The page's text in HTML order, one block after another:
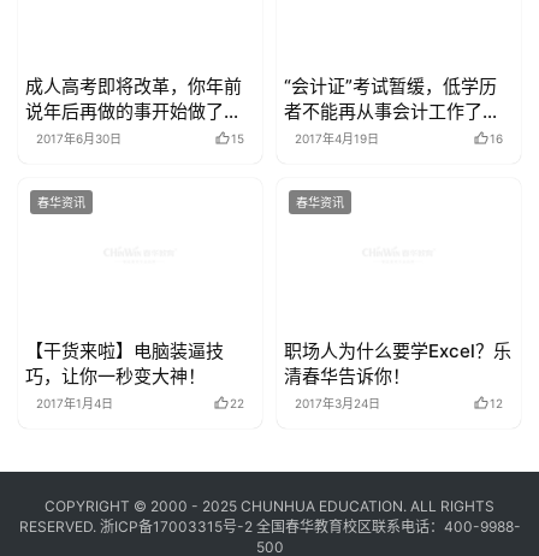
成人高考即将改革，你年前
说年后再做的事开始做了
吗？
2017年6月30日 15
“会计证”考试暂缓，低学历
者不能再从事会计工作了
吗？
2017年4月19日 16
春华资讯
【干货来啦】电脑装逼技
巧，让你一秒变大神！
2017年1月4日 22
春华资讯
职场人为什么要学Excel？乐
清春华告诉你！
2017年3月24日 12
COPYRIGHT © 2000 - 2025 CHUNHUA EDUCATION. ALL RIGHTS
RESERVED. 浙ICP备17003315号-2全国春华教育校区联系电话：400-9988-
500